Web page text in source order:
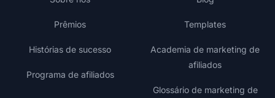
Prêmios
Histórias de sucesso
Programa de afiliados
Templates
Academia de marketing de
afiliados
Glossário de marketing de